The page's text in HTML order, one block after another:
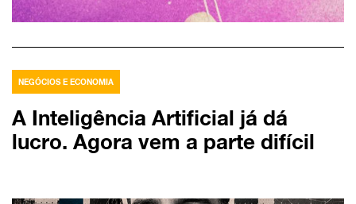
NEGÓCIOS E ECONOMIA
A Inteligência Artificial já dá
lucro. Agora vem a parte difícil